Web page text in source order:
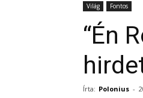
Világ Fontos
“Én
Írta: Polonius -